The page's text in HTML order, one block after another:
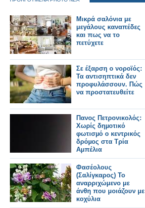
Μικρά σαλόνια με
μεγάλους καναπέδες
και πως να το
πετύχετε
Σε έξαρση ο νοροϊός:
Τα αντισηπτικά δεν
προφυλάσσουν. Πώς
να προστατευθείτε
Πανος Πετρονικολός:
Χωρίς δηµοτικό
φωτισµό ο κεντρικός
δρόµος στα Τρία
Αμπέλια
Φασέολους
(Σαλίγκαρος) Το
αναρριχώμενο με
άνθη που μοιάζουν με
κοχύλια